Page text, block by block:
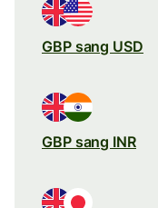
GBP sang USD
GBP sang INR